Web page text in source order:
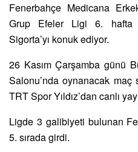
Fenerbahçe Medicana
Grup Efeler Ligi 6. hafta
Sigorta’yı konuk ediyor.
26 Kasım Çarşamba günü
Salonu’nda oynanacak maç
TRT Spor Yıldız’dan canlı
Ligde 3 galibiyeti bulunan
5. sırada girdi.